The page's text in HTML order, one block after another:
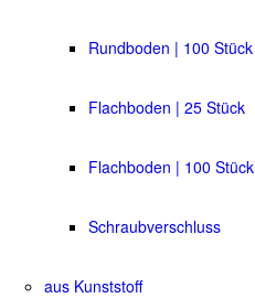
Rundboden | 100 Stück
Flachboden | 25 Stück
Flachboden | 100 Stück
Schraubverschluss
aus Kunststoff